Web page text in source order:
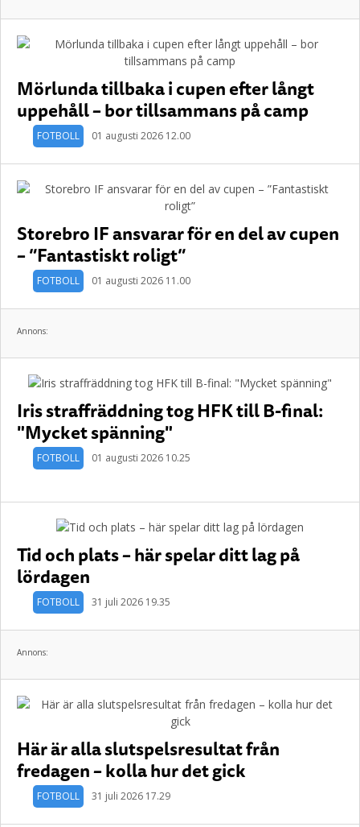
Mörlunda tillbaka i cupen efter långt
uppehåll – bor tillsammans på camp
FOTBOLL 01 augusti 2026 12.00
Storebro IF ansvarar för en del av cupen
– ”Fantastiskt roligt”
FOTBOLL 01 augusti 2026 11.00
Annons:
Iris straffräddning tog HFK till B-final:
"Mycket spänning"
FOTBOLL 01 augusti 2026 10.25
Tid och plats – här spelar ditt lag på
lördagen
FOTBOLL 31 juli 2026 19.35
Annons:
Här är alla slutspelsresultat från
fredagen – kolla hur det gick
FOTBOLL 31 juli 2026 17.29